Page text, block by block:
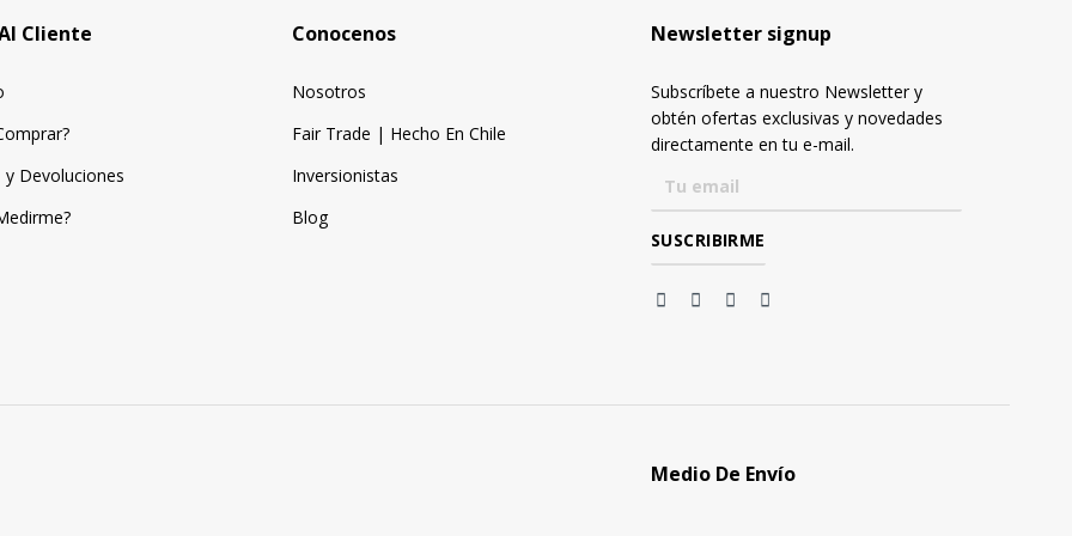
Cliente
y Devoluciones
Conocenos
Nosotros
Fair Trade | Hecho En Chile
Inversionistas
Blog
Newsletter signup
Subscríbete a nuestro Newsletter y
obtén ofertas exclusivas y novedades
directamente en tu e-mail.
Medio De Envío